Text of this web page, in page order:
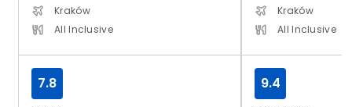
Kraków
All Inclusive
7.8
Kraków
All Inclusive
9.4